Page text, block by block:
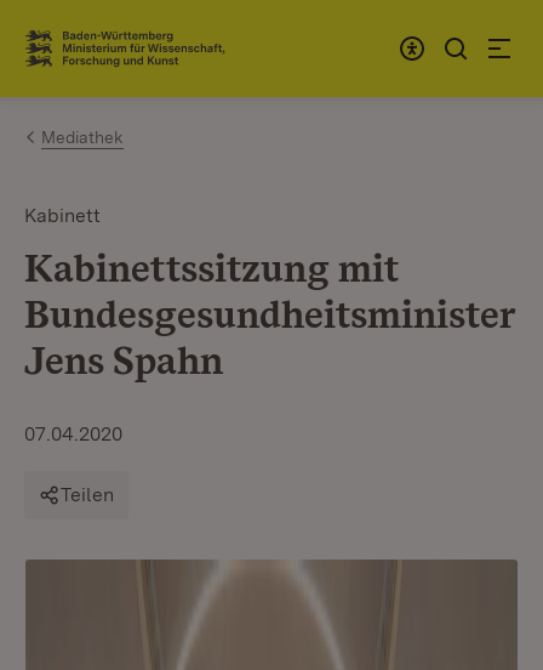
Zum Inhalt springen
Link zur Startseite
Mediathek
Kabinett
Kabinettssitzung mit
Bundesgesundheitsminister
Jens Spahn
07.04.2020
Teilen